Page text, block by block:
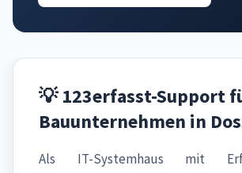
💡 123erfasst-Support
Bauunternehmen in
Als IT-Systemhaus mit